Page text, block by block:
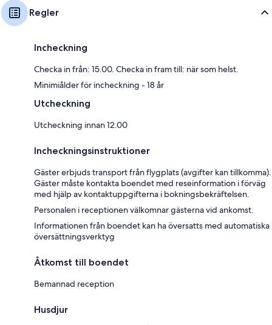
Regler
Incheckning
Checka in från: 15.00. Checka in fram till: när som helst.
Minimiålder för incheckning - 18 år
Utcheckning
Utcheckning innan 12.00
Incheckningsinstruktioner
Gäster erbjuds transport från flygplats (avgifter kan tillkomma).
Gäster måste kontakta boendet med reseinformation i förväg
med hjälp av kontaktuppgifterna i bokningsbekräftelsen.
Personalen i receptionen välkomnar gästerna vid ankomst.
Informationen från boendet kan ha översatts med automatiska
översättningsverktyg
Åtkomst till boendet
Bemannad reception
Husdjur